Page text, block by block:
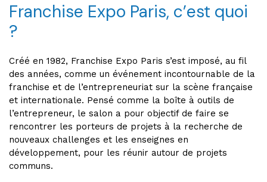
Franchise Expo Paris, c’est quoi
?
Créé en 1982, Franchise Expo Paris s’est imposé, au fil
des années, comme un événement incontournable de la
franchise et de l’entrepreneuriat sur la scène française
et internationale. Pensé comme la boîte à outils de
l’entrepreneur, le salon a pour objectif de faire se
rencontrer les porteurs de projets à la recherche de
nouveaux challenges et les enseignes en
développement, pour les réunir autour de projets
communs.